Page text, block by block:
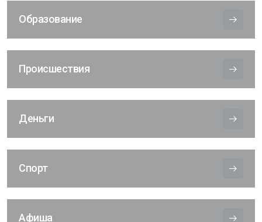
Образование
Происшествия
Деньги
Спорт
Афиша